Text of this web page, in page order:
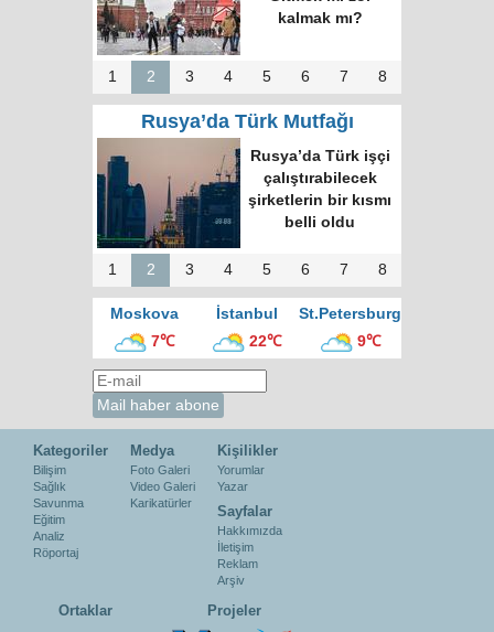
kalmak mı?
1 2 3 4 5 6 7 8
Rusya’da Türk Mutfağı
Rusya’da Türk işçi
çalıştırabilecek
şirketlerin bir kısmı
belli oldu
1 2 3 4 5 6 7 8
Moskova İstanbul
St.Petersburg
7℃
22℃ 9℃
Kategoriler
Bilişim
Sağlık
Savunma
Eğitim
Analiz
Röportaj
Medya
Foto Galeri
Video Galeri
Karikatürler
Kişilikler
Yorumlar
Yazar
Sayfalar
Hakkımızda
İletişim
Reklam
Arşiv
Ortaklar Projeler